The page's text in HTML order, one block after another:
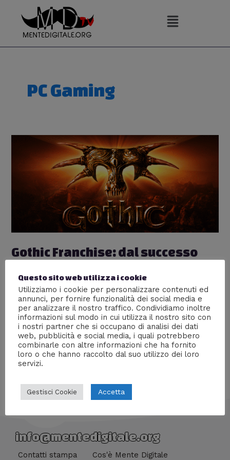
contenuto
PC Gaming
Gothic Franchise: dal successo
Lascia un commento Videogiochi/ Di
Giovanni
Lombardi
Ascesa, declino e morte di un videogioco
apprezzatissimo
info@mentedigitale.org
Contatti stampa Cos'è Mente Digitale
Questo sito web utilizza i cookie
Utilizziamo i cookie per personalizzare contenuti ed
annunci, per fornire funzionalità dei social media e
per analizzare il nostro traffico. Condividiamo inoltre
informazioni sul modo in cui utilizza il nostro sito con
i nostri partner che si occupano di analisi dei dati
web, pubblicità e social media, i quali potrebbero
combinarle con altre informazioni che ha fornito
loro o che hanno raccolto dal suo utilizzo dei loro
servizi.
Gestisci Cookie Accetta